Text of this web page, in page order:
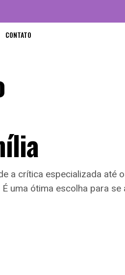
CONTATO
a crítica especializada até
uma ótima escolha para se